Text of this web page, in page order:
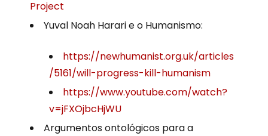
Project
Yuval Noah Harari e o Humanismo:
https://newhumanist.org.uk/articles
/5161/will-progress-kill-humanism
https://www.youtube.com/watch?
v=jFXOjbcHjWU
Argumentos ontológicos para a